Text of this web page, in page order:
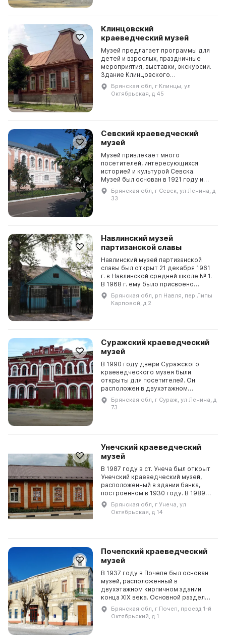
Клинцовский
краеведческий музей
Музей предлагает программы для
детей и взрослых, праздничные
мероприятия, выставки, экскурсии.
Здание Клинцовского
краеведческого музея — памятник
архитектуры ХIX века, именуемый
«Дом нотариуса Чикил...
Брянская обл, г Клинцы, ул
Октябрьская, д 45
Севский краеведческий
музей
Музей привлекает много
посетителей, интересующихся
историей и культурой Севска.
Музей был основан в 1921 году и
состоит из трех отделов: природы,
севской старины и современной
Брянская обл, г Севск, ул Ленина, д
33
Навлинский музей
партизанской славы
Навлинский музей партизанской
славы был открыт 21 декабря 1961
г. в Навлинской средней школе № 1.
В 1968 г. ему было присвоено
звание «Народный музей
партизанской славы» и он переехал
в отдельное здан...
Брянская обл, рп Навля, пер Липы
Карповой, д 2
Суражский краеведческий
музей
В 1990 году двери Суражского
краеведческого музея были
открыты для посетителей. Он
расположен в двухэтажном
кирпичном здании 1893 года
постройки, которое было
Брянская обл, г Сураж, ул Ленина, д
73
Унечский краеведческий
музей
В 1987 году в ст. Унеча был открыт
Унечский краеведческий музей,
расположенный в здании банка,
построенном в 1930 году. В 1989
году он получил статус филиала
Брянского государственного
объединенного к...
Брянская обл, г Унеча, ул
Октябрьская, д 14
Почепский краеведческий
музей
В 1937 году в Почепе был основан
музей, расположенный в
двухэтажном кирпичном здании
конца XIX века. Основной раздел
экспозиции посвящен
археологической культуре Почепа,
прославленной Ф. М. Заверняевы...
Брянская обл, г Почеп, проезд 1-й
Октябрьский, д 1